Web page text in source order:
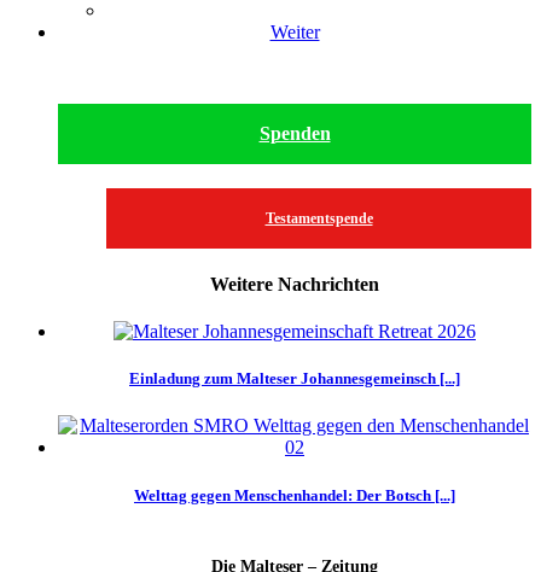
Weiter
Spenden
Testamentspende
Weitere Nachrichten
Einladung zum Malteser Johannesgemeinsch [...]
Welttag gegen Menschenhandel: Der Botsch [...]
Die Malteser – Zeitung